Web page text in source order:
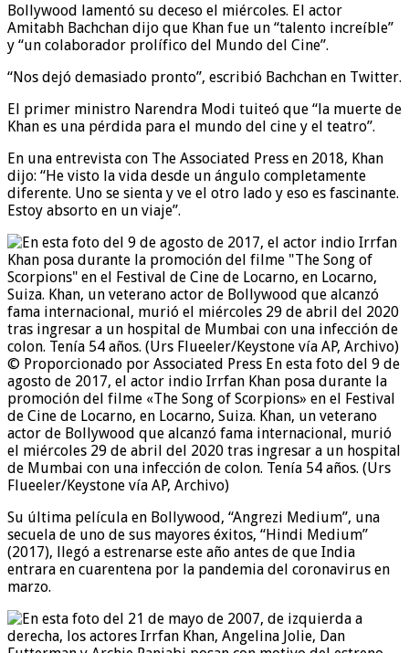
Bollywood lamentó su deceso el miércoles. El actor
Amitabh Bachchan dijo que Khan fue un “talento increíble”
y “un colaborador prolífico del Mundo del Cine”.
“Nos dejó demasiado pronto”, escribió Bachchan en Twitter.
El primer ministro Narendra Modi tuiteó que “la muerte de
Khan es una pérdida para el mundo del cine y el teatro”.
En una entrevista con The Associated Press en 2018, Khan
dijo: “He visto la vida desde un ángulo completamente
diferente. Uno se sienta y ve el otro lado y eso es fascinante.
Estoy absorto en un viaje”.
© Proporcionado por Associated Press En esta foto del 9 de
agosto de 2017, el actor indio Irrfan Khan posa durante la
promoción del filme «The Song of Scorpions» en el Festival
de Cine de Locarno, en Locarno, Suiza. Khan, un veterano
actor de Bollywood que alcanzó fama internacional, murió
el miércoles 29 de abril del 2020 tras ingresar a un hospital
de Mumbai con una infección de colon. Tenía 54 años. (Urs
Flueeler/Keystone vía AP, Archivo)
Su última película en Bollywood, “Angrezi Medium”, una
secuela de uno de sus mayores éxitos, “Hindi Medium”
(2017), llegó a estrenarse este año antes de que India
entrara en cuarentena por la pandemia del coronavirus en
marzo.